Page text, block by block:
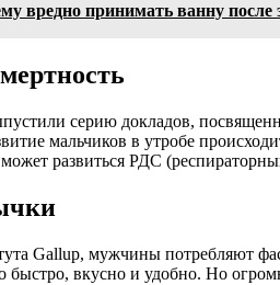
вредно принимать ванну после
серию докладов,
мальчиков в утробе
развиться РДС
Gallup, мужчины потребляют
быстро, вкусно и удобно. Но